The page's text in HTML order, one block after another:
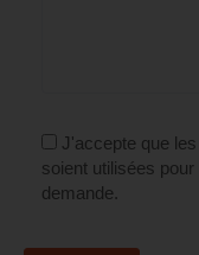
J'accepte que
soient utilisées
demande.